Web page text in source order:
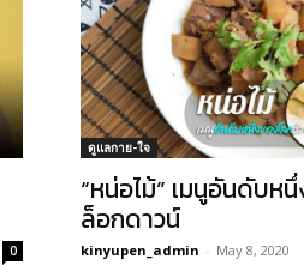
0
ดูแลกาย-ใจ
“หน่อไม้” เมนูอันดับห
ล็อกดาวน์
kinyupen_admin - May 8, 2020